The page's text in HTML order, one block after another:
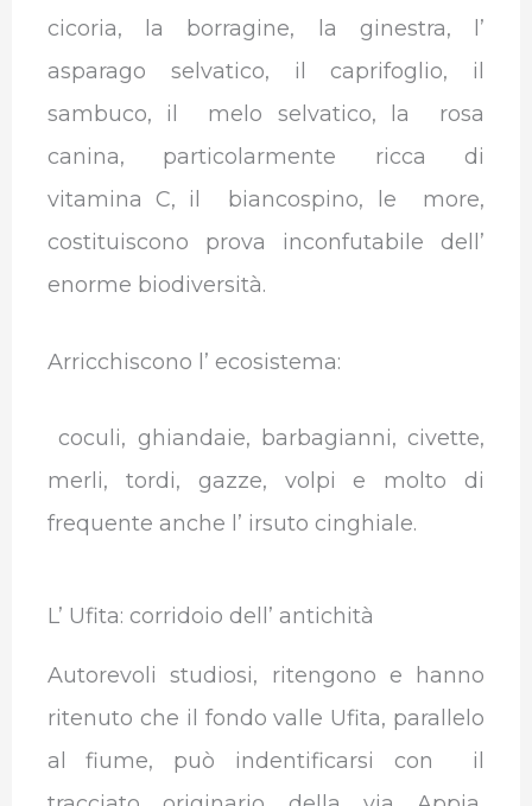
cicoria, la borragine, la ginestra, l’
asparago selvatico, il caprifoglio, il
sambuco, il melo selvatico, la rosa
canina, particolarmente ricca di
vitamina C, il biancospino, le more,
costituiscono prova inconfutabile dell’
enorme biodiversità.
Arricchiscono l’ ecosistema:
coculi, ghiandaie, barbagianni, civette,
merli, tordi, gazze, volpi e molto di
frequente anche l’ irsuto cinghiale.
L’ Ufita: corridoio dell’ antichità
Autorevoli studiosi, ritengono e hanno
ritenuto che il fondo valle Ufita, parallelo
al fiume, può indentificarsi con il